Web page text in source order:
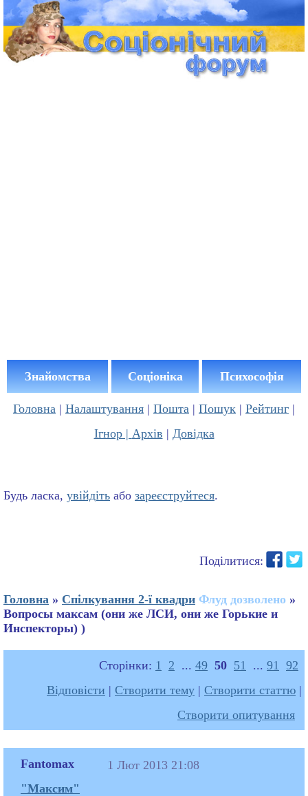
Знайомства Соціоніка Психософія
Головна | Налаштування | Пошта | Пошук | Рейтинг |
Ігнор | Архів | Довідка
Будь ласка, увійдіть або зареєструйтеся.
Поділитися:
Головна » Спілкування 2-ї квадри Флуд дозволено »
Вопросы максам (они же ЛСИ, они же Горькие и
Инспекторы) )
Сторінки: 1 2 ... 49 50 51 ... 91
92
Відповісти | Створити тему | Створити статтю |
Створити опитування
Fantomax
"Максим"
1 Лют 2013 21:08